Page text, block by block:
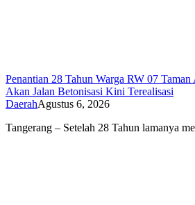
Penantian 28 Tahun Warga RW 07
Akan Jalan Betonisasi Kini Terealisasi
DaerahAgustus 6, 2026
Tangerang – Setelah 28 Tahun lamanya